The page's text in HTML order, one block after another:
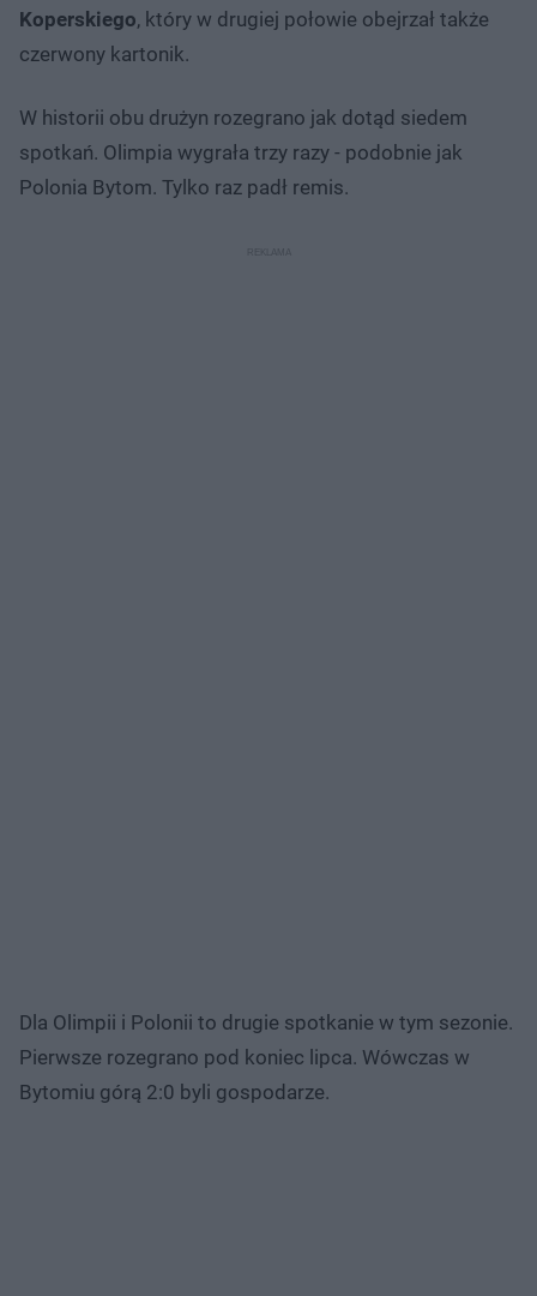
Koperskiego, który w drugiej połowie obejrzał także
czerwony kartonik.
W historii obu drużyn rozegrano jak dotąd siedem
spotkań. Olimpia wygrała trzy razy - podobnie jak
Polonia Bytom. Tylko raz padł remis.
Dla Olimpii i Polonii to drugie spotkanie w tym sezonie.
Pierwsze rozegrano pod koniec lipca. Wówczas w
Bytomiu górą 2:0 byli gospodarze.